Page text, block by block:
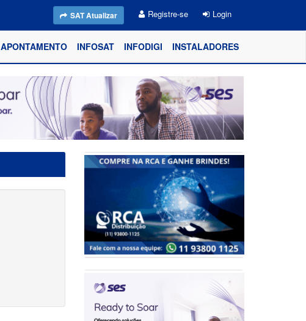
SAT Atualizar Registre-se Login
APONTAMENTO INFOSAT INFODIGI INSTALADORES